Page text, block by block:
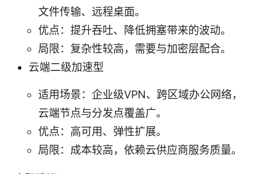
文件传输、远程桌面。
优点：提升吞吐、降低拥塞带来的波动。
局限：复杂性较高，需要与加密层配合。
云端二级加速型
适用场景：企业级VPN、跨区域办公网络，
云端节点与分发点覆盖广。
优点：高可用、弹性扩展。
局限：成本较高，依赖云供应商服务质量。